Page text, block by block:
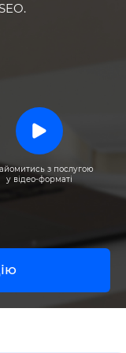
з послугою
у відео-форматі